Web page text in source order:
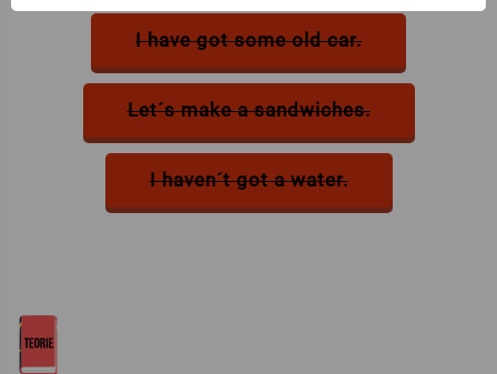
I have got some old car.
Let´s make a sandwiches.
I haven´t got a water.